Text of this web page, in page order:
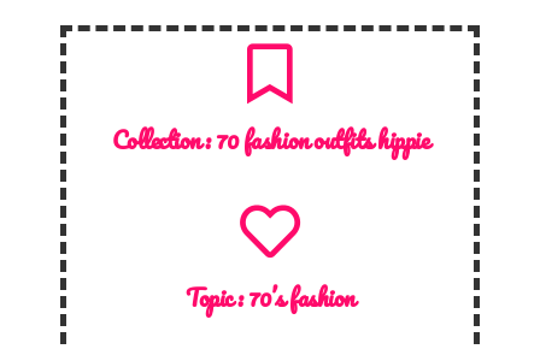
Collection :70 fashion outfits hippie
Topic :70’s fashion